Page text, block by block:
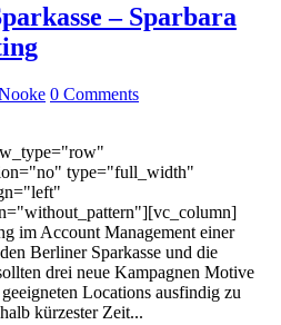
– Sparbara
0 Comments
type="full_width"
im Account Management einer
Berliner Sparkasse und die
drei neue Kampagnen Motive
Locations ausfindig zu
kürzester Zeit...